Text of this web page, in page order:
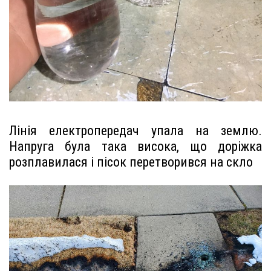
Лінія електропередач упала на землю.
Напруга була така висока, що доріжка
розплавилася і пісок перетворився на скло